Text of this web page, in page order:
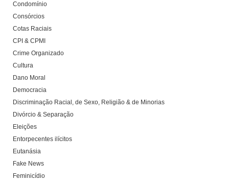
Condomínio
Consórcios
Cotas Raciais
CPI & CPMI
Crime Organizado
Cultura
Dano Moral
Democracia
Discriminação Racial, de Sexo, Religião & de Minorias
Divórcio & Separação
Eleições
Entorpecentes ilícitos
Eutanásia
Fake News
Feminicídio